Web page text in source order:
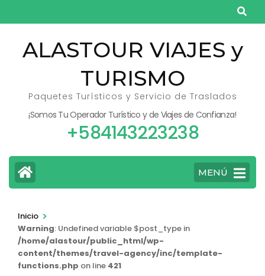
al
contenido
(presionaALASTOUR VIAJES y
TURISMO
Paquetes Turísticos y Servicio de Traslados
¡Somos Tu Operador Turístico y de Viajes de Confianza!
+584143223238
MENÚ
Inicio >
Warning: Undefined variable $post_type in
/home/alastour/public_html/wp-
content/themes/travel-agency/inc/template-
functions.php on line 421